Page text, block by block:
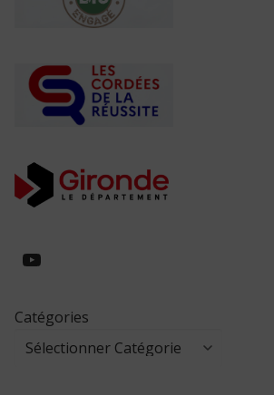
https://
Catégories